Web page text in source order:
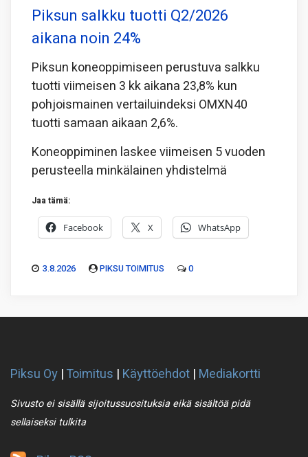
Piksun salkku tuotti Q2/2026
aikana noin 24%
Piksun koneoppimiseen perustuva salkku
tuotti viimeisen 3 kk aikana 23,8% kun
pohjoismainen vertailuindeksi OMXN40
tuotti samaan aikaan 2,6%.
Koneoppiminen laskee viimeisen 5 vuoden
perusteella minkälainen yhdistelmä
Jaa tämä:
Facebook X WhatsApp
3.8.2026 PIKSU TOIMITUS 0
Piksu Oy |Toimitus | Käyttöehdot | Mediakortti
Sivusto ei sisällä sijoitussuosituksia eikä sisältöä pidä
sellaiseksi tulkita